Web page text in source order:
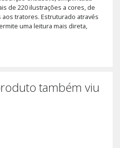
de 220 ilustrações a cores, de
tratores. Estruturado através
uma leitura mais direta,
também viu